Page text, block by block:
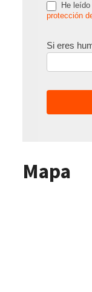
He
protección
Si eres
Mapa